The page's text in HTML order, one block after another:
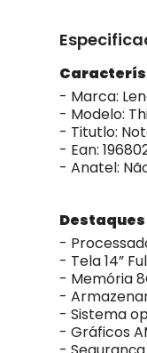
- Marca:
- Modelo:
- Titutlo:
- Ean:
- Anatel:
Destaques
-
- Tela 14”
- Memória
-
- Sistema
- Gráficos